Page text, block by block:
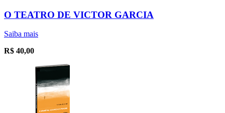
O TEATRO DE VICTOR GARCIA
Saiba mais
R$ 40,00